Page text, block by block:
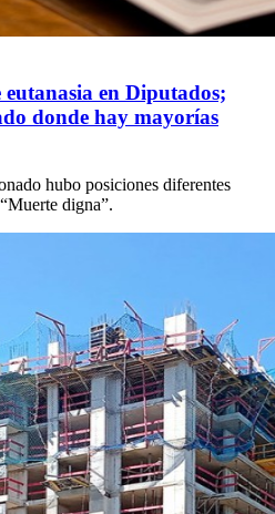
en Diputados;
donde hay mayorías
hubo posiciones diferentes
digna”.